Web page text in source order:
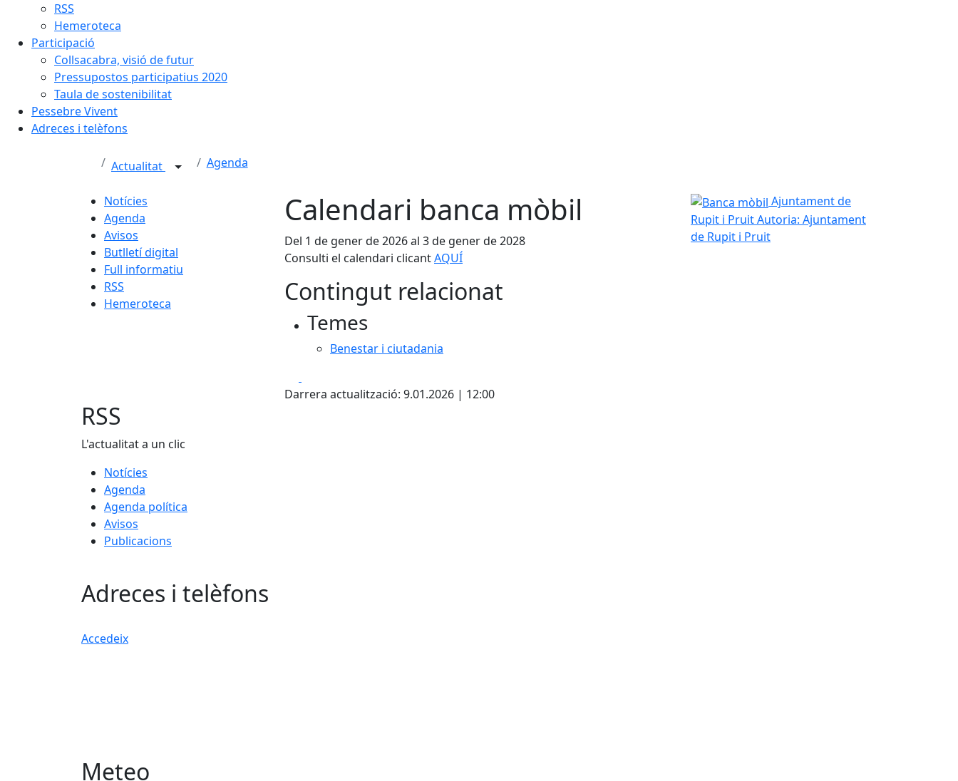
RSS
Hemeroteca
Participació
Collsacabra, visió de futur
Pressupostos participatius 2020
Taula de sostenibilitat
Pessebre Vivent
Adreces i telèfons
Actualitat Agenda
Notícies
Agenda
Avisos
Butlletí digital
Full informatiu
RSS
Hemeroteca
Calendari banca mòbil
Del 1 de gener de 2026 al 3 de gener de 2028
Consulti el calendari clicantAQUÍ
Contingut relacionat
Temes
Benestar i ciutadania
Darrera actualització: 9.01.2026 | 12:00
Banca mòbil
Ajuntament de
Rupit i PruitAutoria: Ajuntament
de Rupit i Pruit
RSS
L'actualitat a un clic
Notícies
Agenda
Agenda política
Avisos
Publicacions
Adreces i telèfons
Accedeix
Meteo